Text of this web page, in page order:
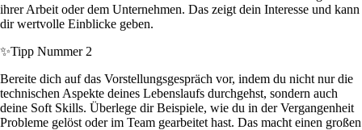
ihrer Arbeit oder dem Unternehmen. Das zeigt dein Interesse und kann
dir wertvolle Einblicke geben.
✨Tipp Nummer 2
Bereite dich auf das Vorstellungsgespräch vor, indem du nicht nur die
technischen Aspekte deines Lebenslaufs durchgehst, sondern auch
deine Soft Skills. Überlege dir Beispiele, wie du in der Vergangenheit
Probleme gelöst oder im Team gearbeitet hast. Das macht einen großen